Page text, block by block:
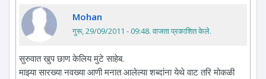
Mohan
गुरू, 29/09/2011 - 09:48. वाजता प्रकाशित केले.
सुरुवात खुप छाण केलिय मुटे साहेब.
माझ्या सारख्या नवख्या आणी मनात आलेल्या शब्दांना येथे वाट तरि मोकळी